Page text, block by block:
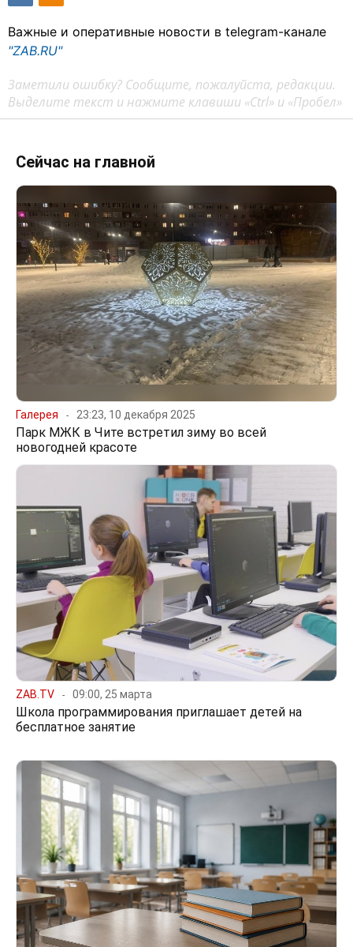
Важные и оперативные новости в telegram-канале
"ZAB.RU"
Заметили ошибку? Сообщите, пожалуйста, редакции.
Выделите текст и нажмите клавиши «Ctrl» и «Пробел»
Сейчас на главной
Галерея 23:23, 10 декабря 2025
Парк МЖК в Чите встретил зиму во всей
новогодней красоте
ZAB.TV 09:00, 25 марта
Школа программирования приглашает детей на
бесплатное занятие